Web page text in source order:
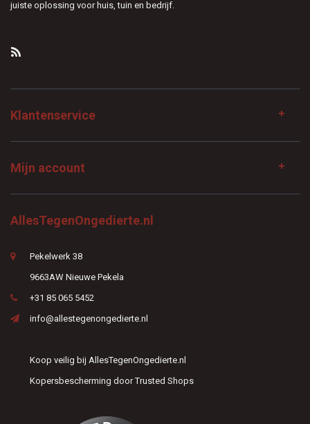
juiste oplossing voor huis, tuin en bedrijf.
Klantenservice
Mijn account
AllesTegenOngedierte.nl
Pekelwerk 38
9663AW Nieuwe Pekela
+31 85 065 5452
info@allestegenongedierte.nl
Koop veilig bij AllesTegenOngedierte.nl
Kopersbescherming door Trusted Shops